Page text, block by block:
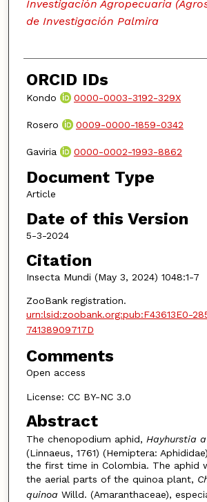
Investigación Agropecuaria
de Investigación Palmira
ORCID IDs
Kondo 0000-0003-3192-329X
Rosero 0009-0000-1859-0342
Gaviria 0000-0002-1993-8862
Document Type
Article
Date of this Version
5-3-2024
Citation
Insecta Mundi (May 3, 2024) 1048:1-7
ZooBank registration.
urn:lsid:zoobank.org:pub:F43613E0-
74138909717D
Comments
Open access
License: CC BY-NC 3.0
Abstract
The chenopodium aphid, Hayhurstia
(Linnaeus, 1761) (Hemiptera:
the first time in Colombia. The aphid
the aerial parts of the quinoa plant,
quinoa Willd. (Amaranthaceae),